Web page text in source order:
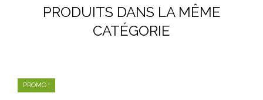
PRODUITS DANS LA MÊME
CATÉGORIE
PROMO !